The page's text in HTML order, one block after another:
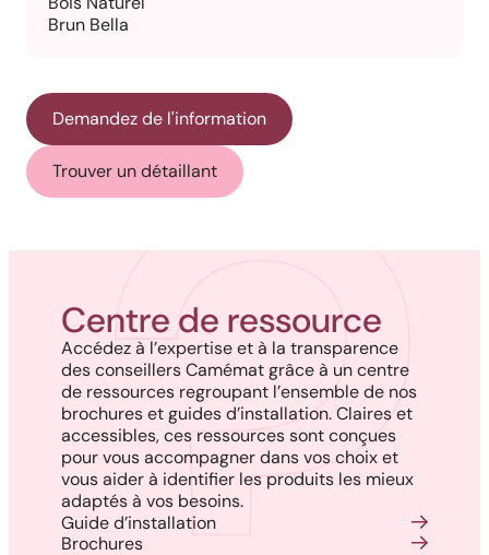
Brun Bella
Demandez de l'information
Trouver un détaillant
Centre de ressource
Accédez à l’expertise et à la transparence
des conseillers Camémat grâce à un centre
de ressources regroupant l’ensemble de nos
brochures et guides d’installation. Claires et
accessibles, ces ressources sont conçues
pour vous accompagner dans vos choix et
vous aider à identifier les produits les mieux
adaptés à vos besoins.
Guide d’installation
Brochures